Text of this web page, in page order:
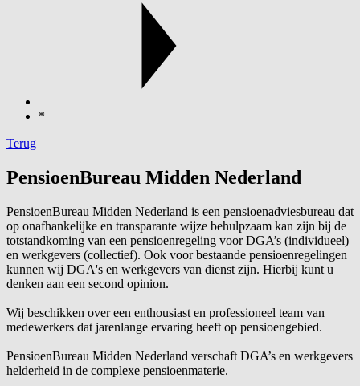
*
Terug
PensioenBureau Midden Nederland
PensioenBureau Midden Nederland is een pensioenadviesbureau dat
op onafhankelijke en transparante wijze behulpzaam kan zijn bij de
totstandkoming van een pensioenregeling voor DGA’s (individueel)
en werkgevers (collectief). Ook voor bestaande pensioenregelingen
kunnen wij DGA's en werkgevers van dienst zijn. Hierbij kunt u
denken aan een second opinion.
Wij beschikken over een enthousiast en professioneel team van
medewerkers dat jarenlange ervaring heeft op pensioengebied.
PensioenBureau Midden Nederland verschaft DGA’s en werkgevers
helderheid in de complexe pensioenmaterie.